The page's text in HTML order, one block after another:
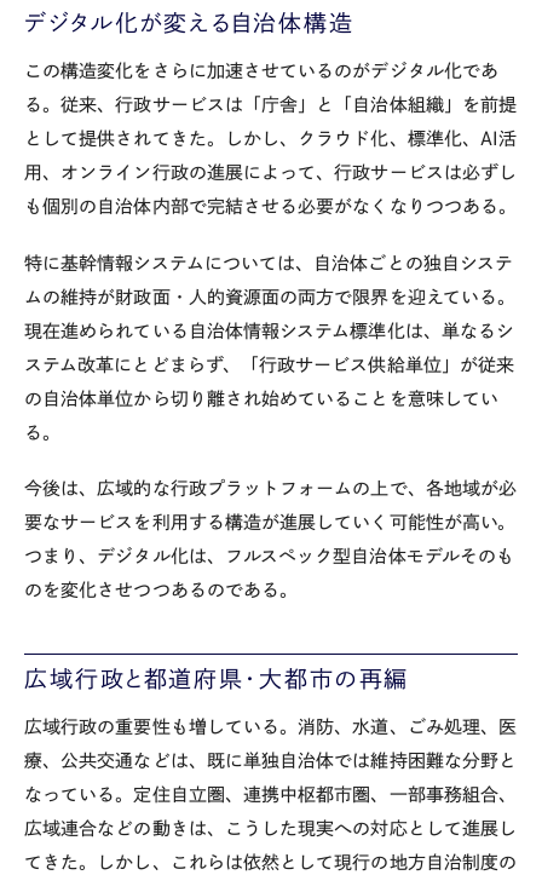
デジタル化が変える自治体構造
この構造変化をさらに加速させているのがデジタル化であ
る。従来、行政サービスは「庁舎」と「自治体組織」を前提
として提供されてきた。しかし、クラウド化、標準化、 AI活
用、オンライン行政の進展によって、行政サービスは必ずし
も個別の自治体内部で完結させる必要がなくなりつつある。
特に基幹情報システムについては、自治体ごとの独自システ
ムの維持が財政面・人的資源面の両方で限界を迎えている。
現在進められている自治体情報システム標準化は、単なるシ
ステム改革にとどまらず、「行政サービス供給単位」が従来
の自治体単位から切り離され始めていることを意味してい
る。
今後は、広域的な行政プラットフォームの上で、各地域が必
要なサービスを利用する構造が進展していく可能性が高い。
つまり、デジタル化は、フルスペック型自治体モデルそのも
のを変化させつつあるのである。
広域行政と都道府県・大都市の再編
広域行政の重要性も増している。消防、水道、ごみ処理、医
療、公共交通などは、既に単独自治体では維持困難な分野と
なっている。定住自立圏、連携中枢都市圏、一部事務組合、
広域連合などの動きは、こうした現実への対応として進展し
てきた。しかし、これらは依然として現行の地方自治制度の